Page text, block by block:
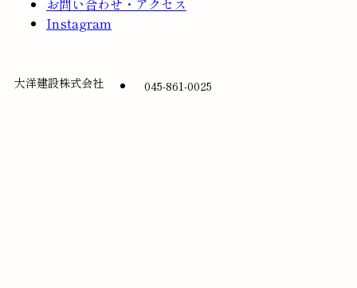
お問い合わせ・アクセス
Instagram
大洋建設株式会社 045-861-0025